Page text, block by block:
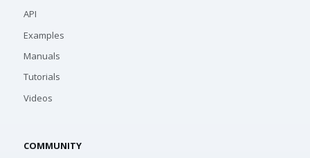
API
Examples
Manuals
Tutorials
Videos
COMMUNITY